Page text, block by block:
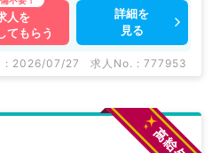
人を
てもらう
詳細を
見る
: 2026/07/27 求人No. : 777953